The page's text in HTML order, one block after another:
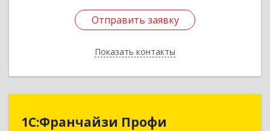
Отправить заявку
Показать контакты
Отправить заявку
Назад
1С:Франчайзи Профи
1С:Франчайзи Профи